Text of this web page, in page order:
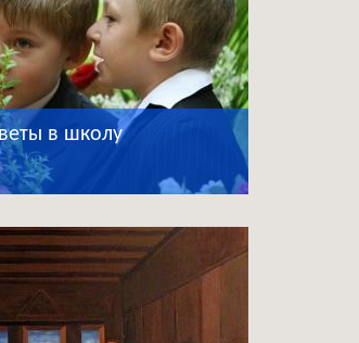
в школу